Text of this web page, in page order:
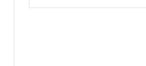
响；<&list>3.稳定器的转向